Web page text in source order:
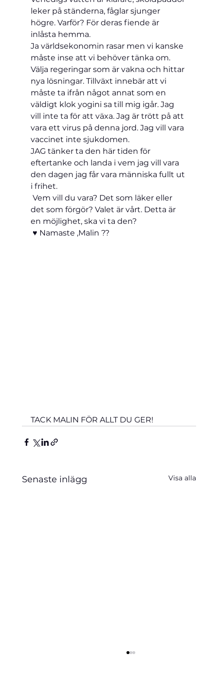
leker på ständerna, fåglar sjunger
högre. Varför? För deras fiende är
inlåsta hemma.
Ja världsekonomin rasar men vi kanske
måste inse att vi behöver tänka om.
Välja regeringar som är vakna och hittar
nya lösningar. Tillväxt innebär att vi
måste ta ifrån något annat som en
väldigt klok yogini sa till mig igår. Jag
vill inte ta för att växa. Jag är trött på att
vara ett virus på denna jord. Jag vill vara
vaccinet inte sjukdomen.
JAG tänker ta den här tiden för
eftertanke och landa i vem jag vill vara
den dagen jag får vara människa fullt ut
i frihet.
det som förgör? Valet är vårt. Detta är
en möjlighet, ska vi ta den?
♥️ Namaste ,Malin ??
TACK MALIN FÖR ALLT DU GER!
Senaste inlägg Visa alla